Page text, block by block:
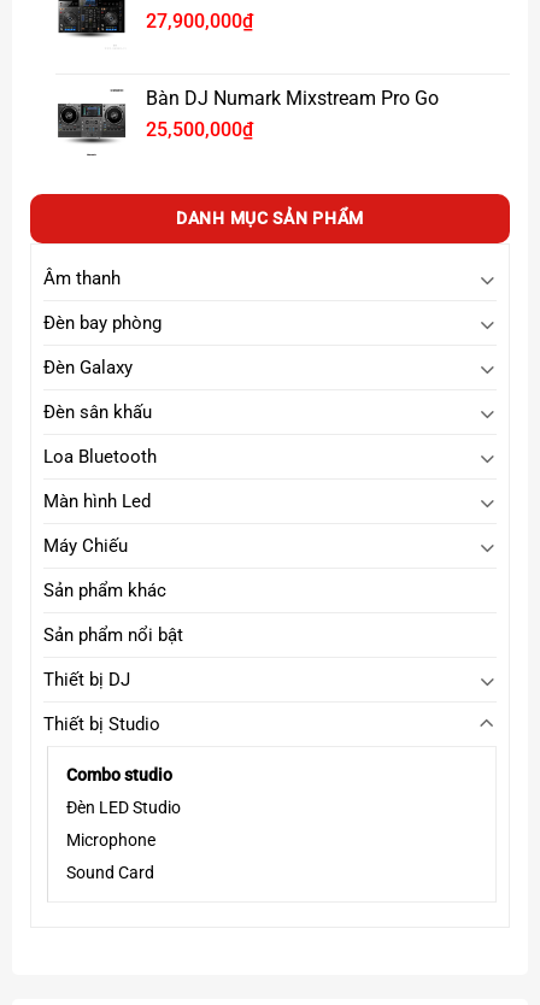
Xem thêm thiết bị Studio khác
Page :
Xpace Lighting
27,900,000₫
Bàn DJ Numark Mixstream Pro Go
25,500,000₫
DANH MỤC SẢN PHẨM
Âm thanh
Đèn bay phòng
Đèn Galaxy
Đèn sân khấu
Loa Bluetooth
Màn hình Led
Máy Chiếu
Sản phẩm khác
Sản phẩm nổi bật
Thiết bị DJ
Thiết bị Studio
Combo studio
Đèn LED Studio
Microphone
Sound Card